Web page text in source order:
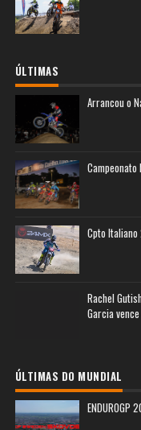
ÚLTIMAS
Arrancou o
Cpto
Rachel
Garcia
ÚLTIMAS DO MUNDIAL
ENDUROGP